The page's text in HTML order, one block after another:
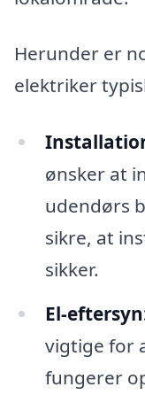
Herunder er
elektriker
ønsker at
udendørs
sikre, at
sikker.
El-
vigtige for
fungerer